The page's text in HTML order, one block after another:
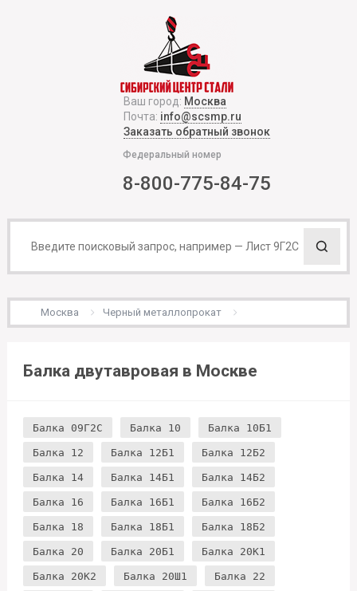
Ваш город: Москва
Почта: info@scsmp.ru
Заказать обратный звонок
Федеральный номер
8-800-775-84-75
Москва Черный металлопрокат
Балка двутавровая в Москве
Балка 09Г2С Балка 10 Балка 10Б1
Балка 12 Балка 12Б1 Балка 12Б2
Балка 14 Балка 14Б1 Балка 14Б2
Балка 16 Балка 16Б1 Балка 16Б2
Балка 18 Балка 18Б1 Балка 18Б2
Балка 20 Балка 20Б1 Балка 20К1
Балка 20К2 Балка 20Ш1 Балка 22